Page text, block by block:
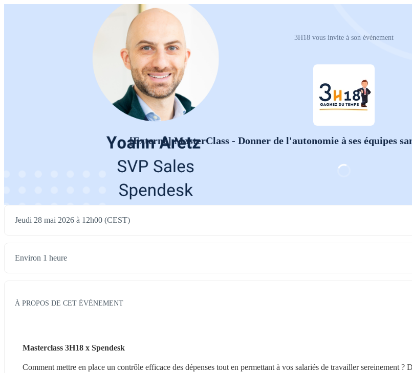
3H18 vous invite à son événement
[Externe] MasterClass - Donner de l'autonomie à ses équipes
Jeudi 28 mai 2026 à 12h00 (CEST)
Environ 1 heure
À PROPOS DE CET ÉVÉNEMENT
Masterclass 3H18 x Spendesk
Comment mettre en place un contrôle efficace des dépenses tout en permettant à vos salariés de travailler sereinement ?